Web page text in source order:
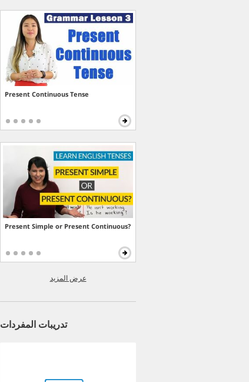
Present Continuous Tense
Present Simple or Present Continuous?
عرض المزيد
تدريبات المفردات